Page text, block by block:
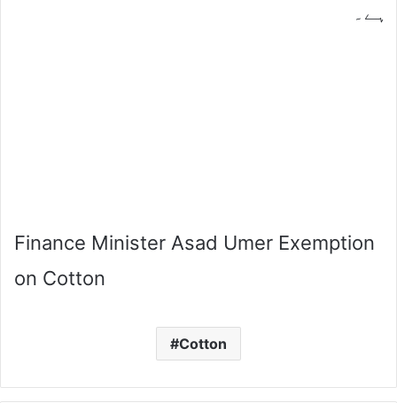
ہے۔
Finance Minister Asad Umer Exemption
on Cotton
Cotton